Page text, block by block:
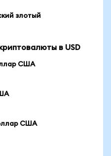
злотый
в USD
США
США